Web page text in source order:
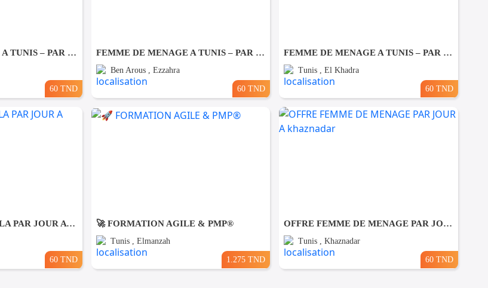
FEMME DE MENAGE A TUNIS – PAR JOUR A Rades
60 TND
FEMME DE MENAGE A TUNIS – PAR JOUR A Ezzahra
Ben Arous , Ezzahra
60 TND
FEMME DE MENAGE A TUNIS – PAR JOUR A El khadhra
Tunis , El Khadra
60 TND
NETTOYAGE DE VILLA PAR JOUR A Gammarth
60 TND
🚀 FORMATION AGILE & PMP®
Tunis , Elmanzah
1.275 TND
OFFRE FEMME DE MENAGE PAR JOUR A khaznadar
Tunis , Khaznadar
60 TND